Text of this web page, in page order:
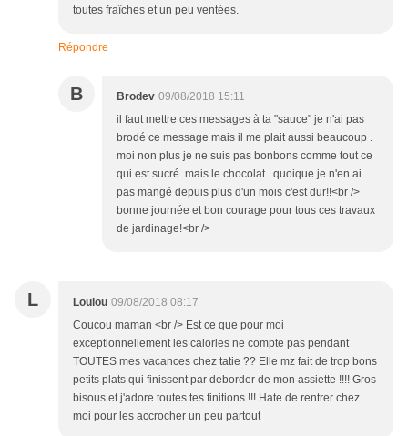
toutes fraîches et un peu ventées.
Répondre
B Brodev 09/08/2018 15:11
il faut mettre ces messages à ta "sauce" je n'ai pas
brodé ce message mais il me plait aussi beaucoup .
moi non plus je ne suis pas bonbons comme tout ce
qui est sucré..mais le chocolat.. quoique je n'en ai
pas mangé depuis plus d'un mois c'est dur!!<br />
bonne journée et bon courage pour tous ces travaux
de jardinage!<br />
L Loulou 09/08/2018 08:17
Coucou maman <br /> Est ce que pour moi
exceptionnellement les calories ne compte pas pendant
TOUTES mes vacances chez tatie ?? Elle mz fait de trop bons
petits plats qui finissent par deborder de mon assiette !!!! Gros
bisous et j'adore toutes tes finitions !!! Hate de rentrer chez
moi pour les accrocher un peu partout